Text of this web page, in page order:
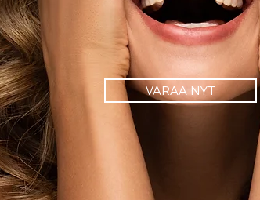
VARAA NYT